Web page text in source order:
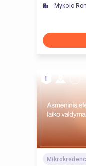
Mykolo
1